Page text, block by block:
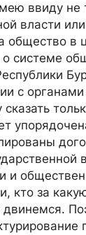
ввиду не
власти
общество в
о системе
с органами
и
кто за